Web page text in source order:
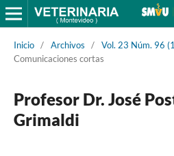
Inicio / Archivos / Vol. 23 Núm. 96
Comunicaciones cortas
Profesor Dr. José
Grimaldi